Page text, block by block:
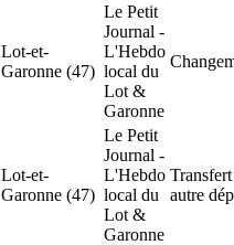
Lot-et-
Garonne (47)
Le Petit
Journal -
L'Hebdo
local du
Lot &
Garonne
Lot-et-
Garonne (47)
Le Petit
Journal -
L'Hebdo
local du
Lot &
Garonne
autre